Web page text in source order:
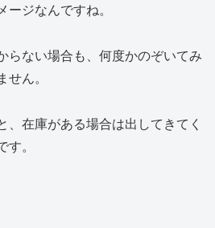
ージなんですね。
らない場合も、何度かのぞいてみ
せん。
、在庫がある場合は出してきてく
す。